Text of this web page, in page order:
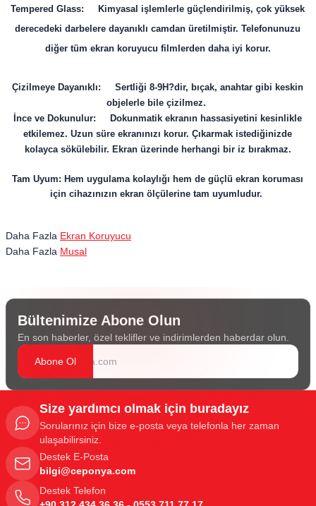
Tempered Glass: Kimyasal işlemlerle güçlendirilmiş, çok yüksek
derecedeki darbelere dayanıklı camdan üretilmiştir. Telefonunuzu
diğer tüm ekran koruyucu filmlerden daha iyi korur.
Çizilmeye Dayanıklı: Sertliği 8-9H?dir, bıçak, anahtar gibi keskin
objelerle bile çizilmez.
İnce ve Dokunulur: Dokunmatik ekranın hassasiyetini kesinlikle
etkilemez. Uzun süre ekranınızı korur. Çıkarmak istediğinizde
kolayca sökülebilir. Ekran üzerinde herhangi bir iz bırakmaz.
Tam Uyum: Hem uygulama kolaylığı hem de güçlü ekran koruması
için cihazınızın ekran ölçülerine tam uyumludur.
Daha Fazla Ekran Koruyucu
Daha Fazla Musal
Bültenimize Abone Olun
En son haberler, özel teklifler ve indirimlerden haberdar olun.
Abone Ol
Size yardımcı olmak için buradayız
Sorularınız için bize e-posta veya telefonla her zaman
ulaşabilirsiniz.
Destek E-Posta
bilgi@ceponya.com
Destek Telefon